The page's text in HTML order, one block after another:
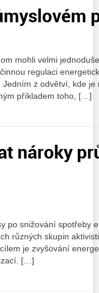
mohli velmi
regulaci
z odvětví, kde
příkladem toho, […]
nároky
po snižování spotřeby
různých skupin
je zvyšování
[…]